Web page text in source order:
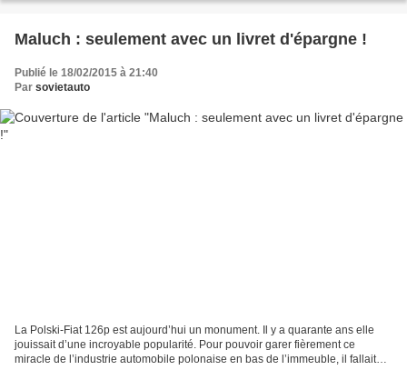
Maluch : seulement avec un livret d'épargne !
Publié le 18/02/2015 à 21:40
Par sovietauto
La Polski-Fiat 126p est aujourd’hui un monument. Il y a quarante ans elle
jouissait d’une incroyable popularité. Pour pouvoir garer fièrement ce
miracle de l’industrie automobile polonaise en bas de l’immeuble, il fallait